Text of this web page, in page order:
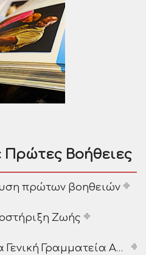
Βοήθειες
πρώτων βοηθειών
Ζωής
3. Πιστοποίηση για Γενική Γραμματεία Αθλητισμού